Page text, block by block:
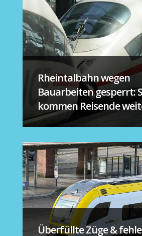
Rheintalbahn wegen
Bauarbeiten gesperrt:
kommen Reisende
Überfüllte Züge &